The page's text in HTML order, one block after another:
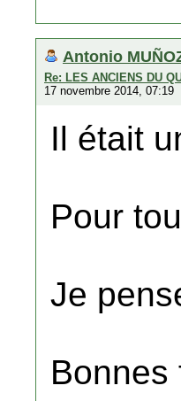
Antonio
Re: LES ANCIENS DU
17 novembre 2014, 07:19
Il était
Pour
Je
Bonnes